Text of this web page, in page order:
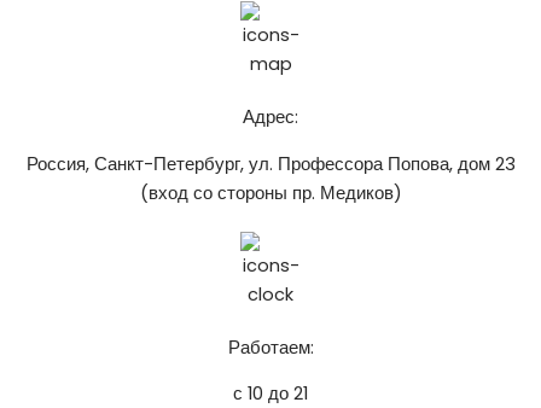
Адрес:
Россия, Санкт-Петербург, ул. Профессора Попова, дом 23
(вход со стороны пр. Медиков)
Работаем:
с 10 до 21